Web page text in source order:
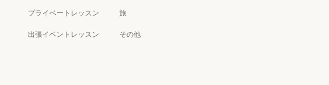
プライベートレッスン
出張イベントレッスン
旅
その他